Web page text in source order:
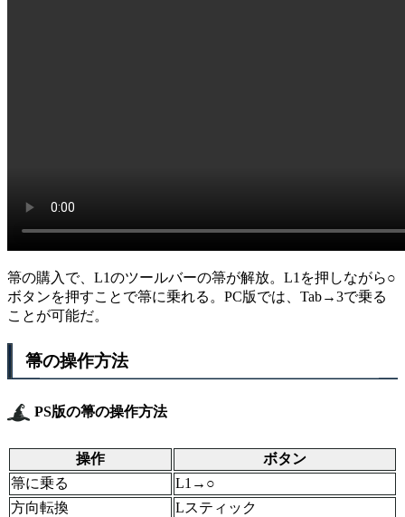
箒の購入で、L1のツールバーの箒が解放。L1を押しながら○
ボタンを押すことで箒に乗れる。PC版では、Tab→3で乗る
ことが可能だ。
箒の操作方法
PS版の箒の操作方法
操作
ボタン
箒に乗る
L1→○
方向転換
Lスティック